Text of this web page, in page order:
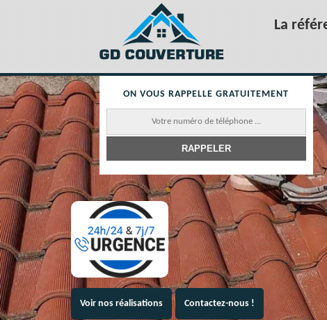
La
Voir nos réalisations Contactez-nous !
ON VOUS RAPPELLE GRATUITEMENT